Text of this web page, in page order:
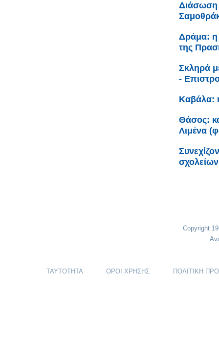
Διάσωση
Δράμα: η
της
Σκληρά
-
Καβάλα:
Θάσος:
Λιμένα
Copyright
ΤΑΥΤΟΤΗΤΑ ΟΡΟΙ ΧΡΗΣΗΣ ΠΟΛΙΤΙΚΗ